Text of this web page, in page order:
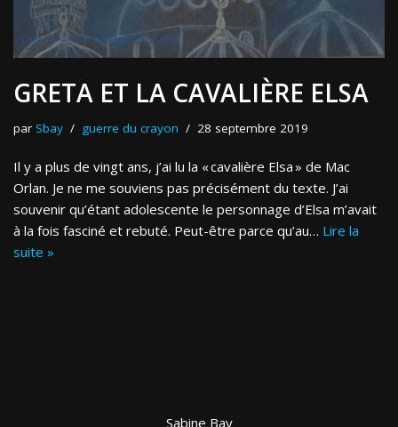
GRETA ET LA CAVALIÈRE ELSA
par Sbay guerre du crayon 28 septembre 2019
Il y a plus de vingt ans, j’ai lu la « cavalière Elsa » de Mac
Orlan. Je ne me souviens pas précisément du texte. J’ai
souvenir qu’étant adolescente le personnage d’Elsa m’avait
à la fois fasciné et rebuté. Peut-être parce qu’au… Lire la
suite »
Sabine Bay